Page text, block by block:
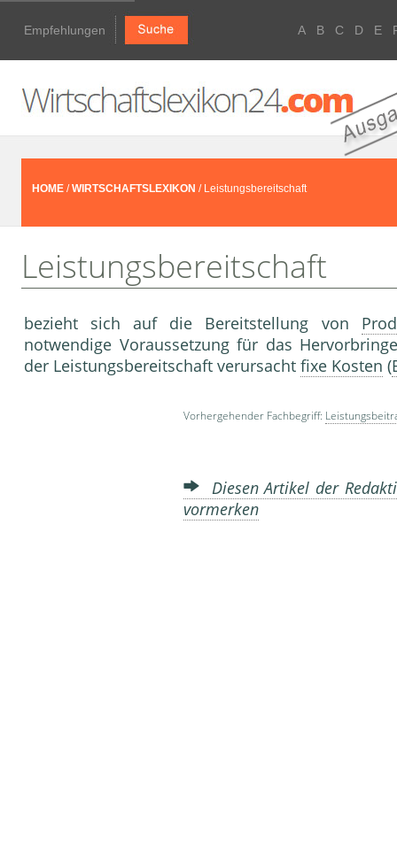
Empfehlungen A B C D E
HOME /WIRTSCHAFTSLEXIKON / Leistungsbereitschaft
Leistungsbereitschaft
bezieht sich auf die Bereitstellung von
notwendige Voraussetzung für das
der Leistungsbereitschaft verursacht fixe Kosten (
Vorhergehender Fachbegriff:
Diesen Artikel der
vormerken